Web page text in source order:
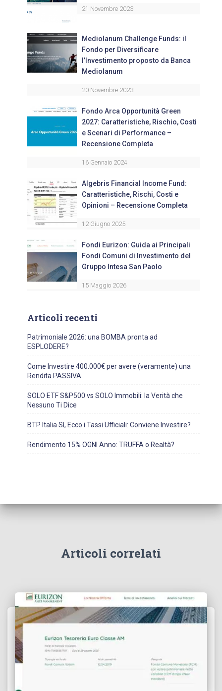
21 Novembre 2023
Mediolanum Challenge Funds: il
Fondo per Diversificare
l’Investimento proposto da Banca
Mediolanum
20 Novembre 2023
Fondo Arca Opportunità Green
2027: Caratteristiche, Rischio, Costi
e Scenari di Performance –
Recensione Completa
16 Gennaio 2024
Algebris Financial Income Fund:
Caratteristiche, Rischi, Costi e
Opinioni – Recensione Completa
12 Giugno 2025
Fondi Eurizon: Guida ai Principali
Fondi Comuni di Investimento del
Gruppo Intesa San Paolo
15 Maggio 2026
Articoli recenti
Patrimoniale 2026: una BOMBA pronta ad
ESPLODERE?
Come Investire 400.000€ per avere (veramente) una
Rendita PASSIVA
SOLO ETF S&P500 vs SOLO Immobili: la Verità che
Nessuno Ti Dice
BTP Italia Sì, Ecco i Tassi Ufficiali: Conviene Investire?
Rendimento 15% OGNI Anno: TRUFFA o Realtà?
Articoli correlati